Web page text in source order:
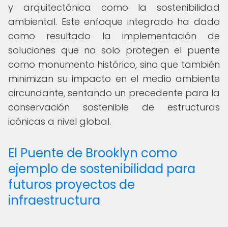
y arquitectónica como la sostenibilidad
ambiental. Este enfoque integrado ha dado
como resultado la implementación de
soluciones que no solo protegen el puente
como monumento histórico, sino que también
minimizan su impacto en el medio ambiente
circundante, sentando un precedente para la
conservación sostenible de estructuras
icónicas a nivel global.
El Puente de Brooklyn como
ejemplo de sostenibilidad para
futuros proyectos de
infraestructura